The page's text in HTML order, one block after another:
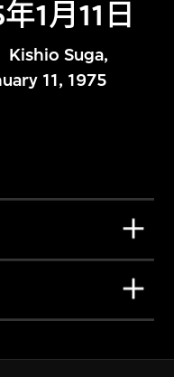
1月11日
Kishio Suga,
11, 1975